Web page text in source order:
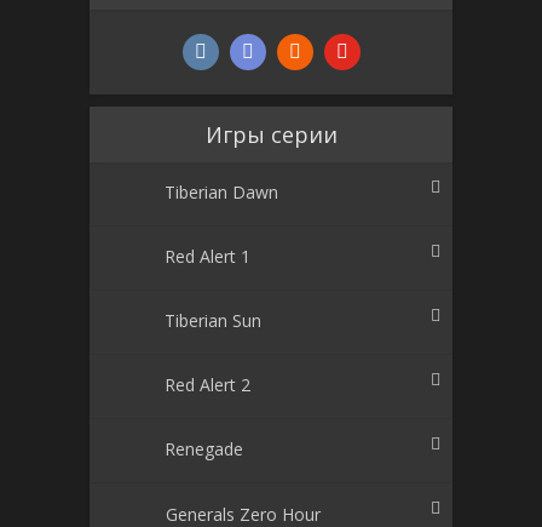
Игры серии
Tiberian Dawn
Red Alert 1
Tiberian Sun
Red Alert 2
Renegade
Generals Zero Hour